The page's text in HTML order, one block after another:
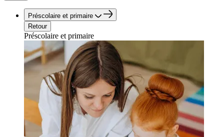
Préscolaire et primaire
Retour
Préscolaire et primaire